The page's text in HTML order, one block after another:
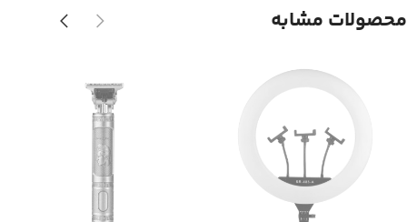
محصولات مشابه